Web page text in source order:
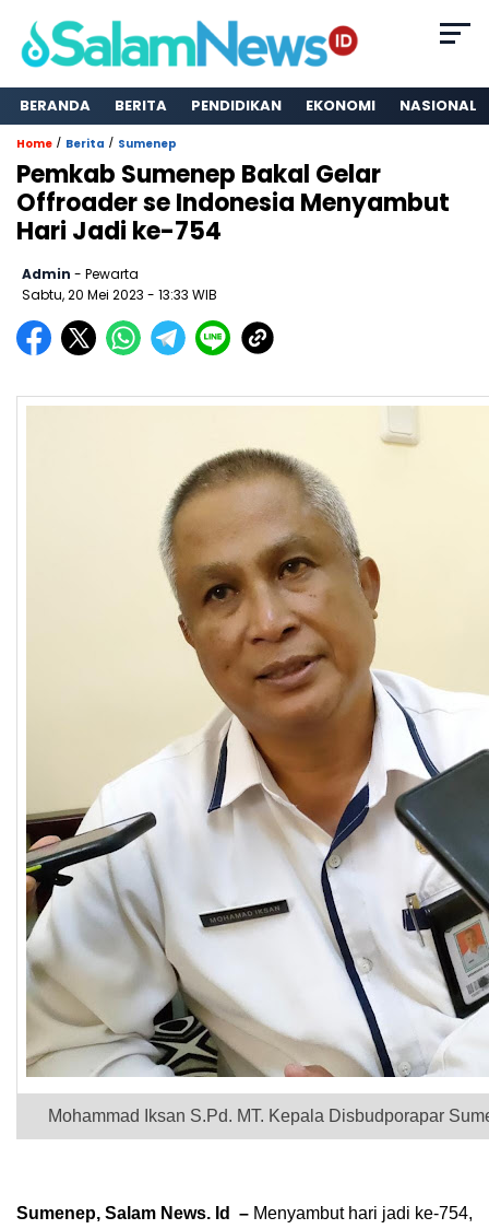
BERANDA BERITA PENDIDIKAN EKONOMI NASIONAL
Home / Berita / Sumenep
Pemkab Sumenep Bakal Gelar
Offroader se Indonesia Menyambut
Hari Jadi ke-754
Admin - Pewarta
Sabtu, 20 Mei 2023 - 13:33 WIB
Mohammad Iksan S.Pd. MT. Kepala Disbudporapar
Sumenep, Salam News. Id – Menyambut hari jadi ke-754,